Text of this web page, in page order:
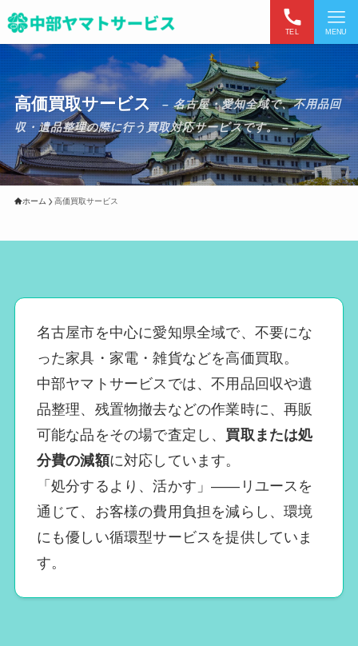
TEL MENU
高価買取サービス
– 名古屋・愛知全域で、不用品回
収・遺品整理の際に行う買取対応サービスです。 –
ホーム 高価買取サービス
名古屋市を中心に愛知県全域で、不要にな
った家具・家電・雑貨などを高価買取。
中部ヤマトサービスでは、不用品回収や遺
品整理、残置物撤去などの作業時に、再販
可能な品をその場で査定し、 買取または処
分費の減額に対応しています。
「処分するより、活かす」――リユースを
通じて、お客様の費用負担を減らし、環境
にも優しい循環型サービスを提供していま
す。